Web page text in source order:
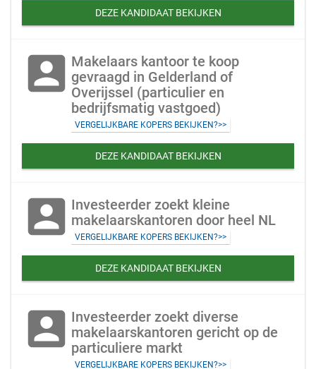
DEZE KANDIDAAT BEKIJKEN
account_box Makelaars kantoor te koop
gevraagd in Gelderland of
Overijssel (particulier en
bedrijfsmatig vastgoed)
VERGELIJKBARE KOPERS BEKIJKEN?>>
DEZE KANDIDAAT BEKIJKEN
account_box Investeerder zoekt kleine
makelaarskantoren door heel NL
VERGELIJKBARE KOPERS BEKIJKEN?>>
DEZE KANDIDAAT BEKIJKEN
account_box Investeerder zoekt diverse
makelaarskantoren gericht op de
particuliere markt
VERGELIJKBARE KOPERS BEKIJKEN?>>